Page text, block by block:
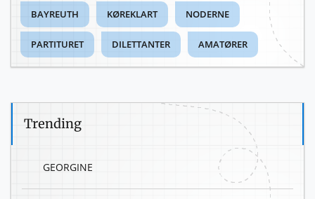
BAYREUTH KØREKLART NODERNE
PARTITURET DILETTANTER AMATØRER
Trending
GEORGINE